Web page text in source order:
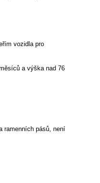
vozidla pro
a výška nad 76
ramenních pásů, není